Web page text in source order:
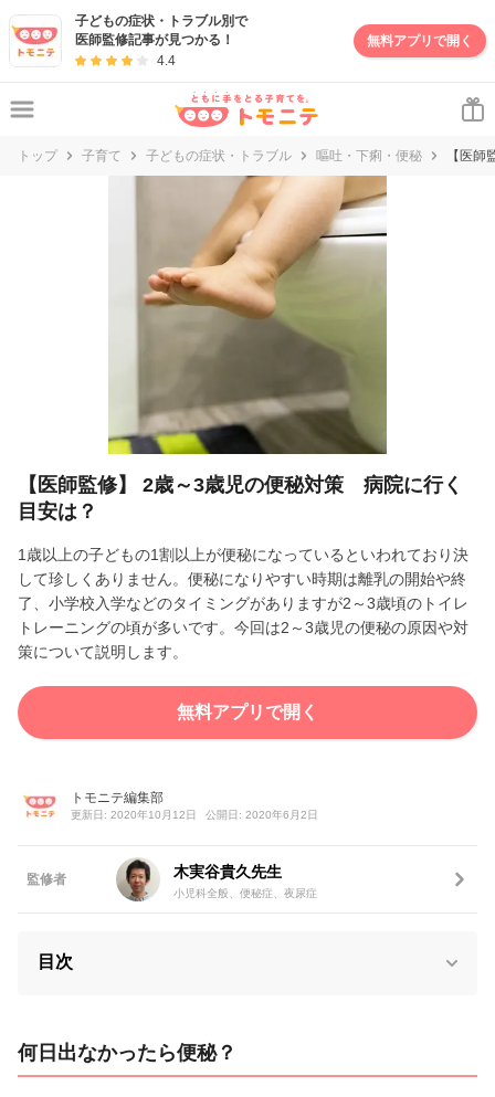
子どもの症状・トラブル別で
医師監修記事が見つかる！
4.4
無料アプリで開く
トップ 子育て 子どもの症状・トラブル 嘔吐・下痢・便秘 【医
【医師監修】 2歳～3歳児の便秘対策 病院に行く
目安は？
1歳以上の子どもの1割以上が便秘になっているといわれており決
して珍しくありません。便秘になりやすい時期は離乳の開始や終
了、小学校入学などのタイミングがありますが2～3歳頃のトイレ
トレーニングの頃が多いです。今回は2～3歳児の便秘の原因や対
策について説明します。
無料アプリで開く
トモニテ編集部
更新日: 2020年10月12日 公開日: 2020年6月2日
監修者 木実谷貴久先生
小児科全般、便秘症、夜尿症
目次
何日出なかったら便秘？
妊娠・出産・子育て情報サイト | トモニテ